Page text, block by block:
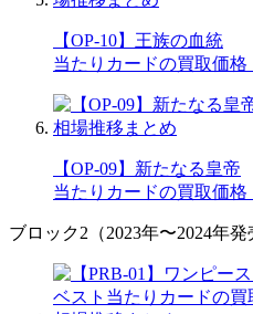
【OP-10】王族の血統
当たりカードの買取価
【OP-09】新たなる皇帝
当たりカードの買取価
ブロック2（2023年〜2024年発